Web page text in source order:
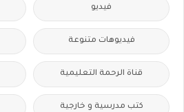
فيديو
فيديوهات متنوعة
قناة الرحمة التعليمية
كتب مدرسية و خارجية